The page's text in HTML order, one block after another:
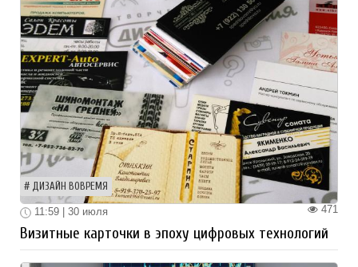
ДИЗАЙН ВОВРЕМЯ
471
11:59 | 30 июля
Визитные карточки в эпоху цифровых технологий